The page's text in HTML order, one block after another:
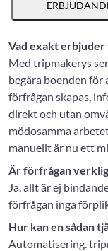
Vad exakt
Med tripmakerys
begära boenden för
förfrågan skapas,
direkt och utan
mödosamma
manuellt är nu ett
Är förfrågan
Ja, allt är ej
förfrågan inga
Hur kan en sådan
Automatisering.